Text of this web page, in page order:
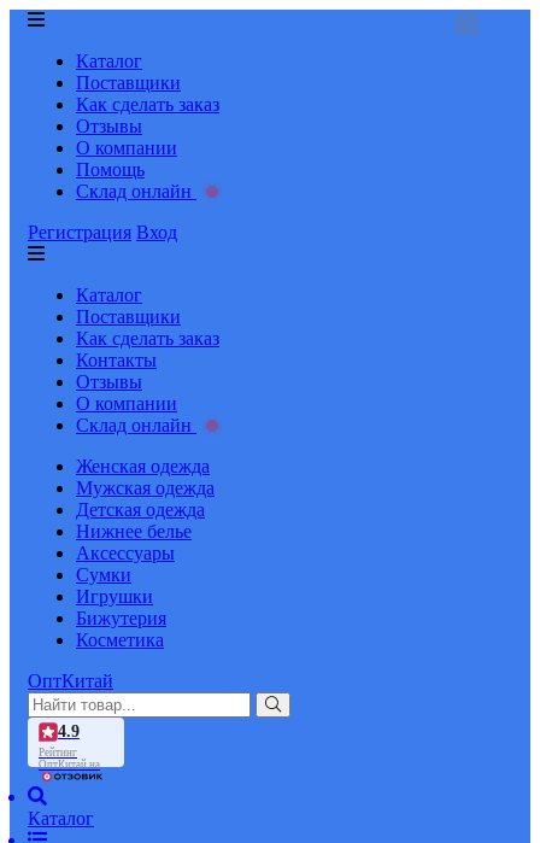
Каталог
Поставщики
Как сделать заказ
Отзывы
О компании
Помощь
Склад онлайн
Регистрация Вход
Каталог
Поставщики
Как сделать заказ
Контакты
Отзывы
О компании
Склад онлайн
Женская одежда
Мужская одежда
Детская одежда
Нижнее белье
Аксессуары
Сумки
Игрушки
Бижутерия
Косметика
ОптКитай
4.9
Рейтинг
ОптКитай на
Каталог